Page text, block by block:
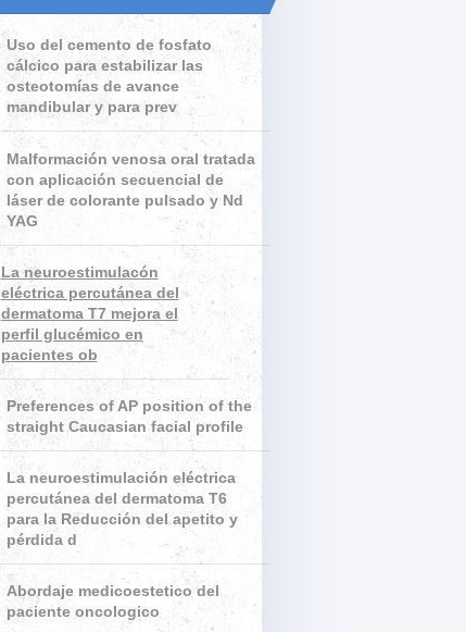
Uso del cemento de fosfato
cálcico para estabilizar las
osteotomías de avance
mandibular y para prev
Malformación venosa oral tratada
con aplicación secuencial de
láser de colorante pulsado y Nd
YAG
La neuroestimulacón
eléctrica percutánea del
dermatoma T7 mejora el
perfil glucémico en
pacientes ob
Preferences of AP position of the
straight Caucasian facial profile
La neuroestimulación eléctrica
percutánea del dermatoma T6
para la Reducción del apetito y
pérdida d
Abordaje medicoestetico del
paciente oncologico